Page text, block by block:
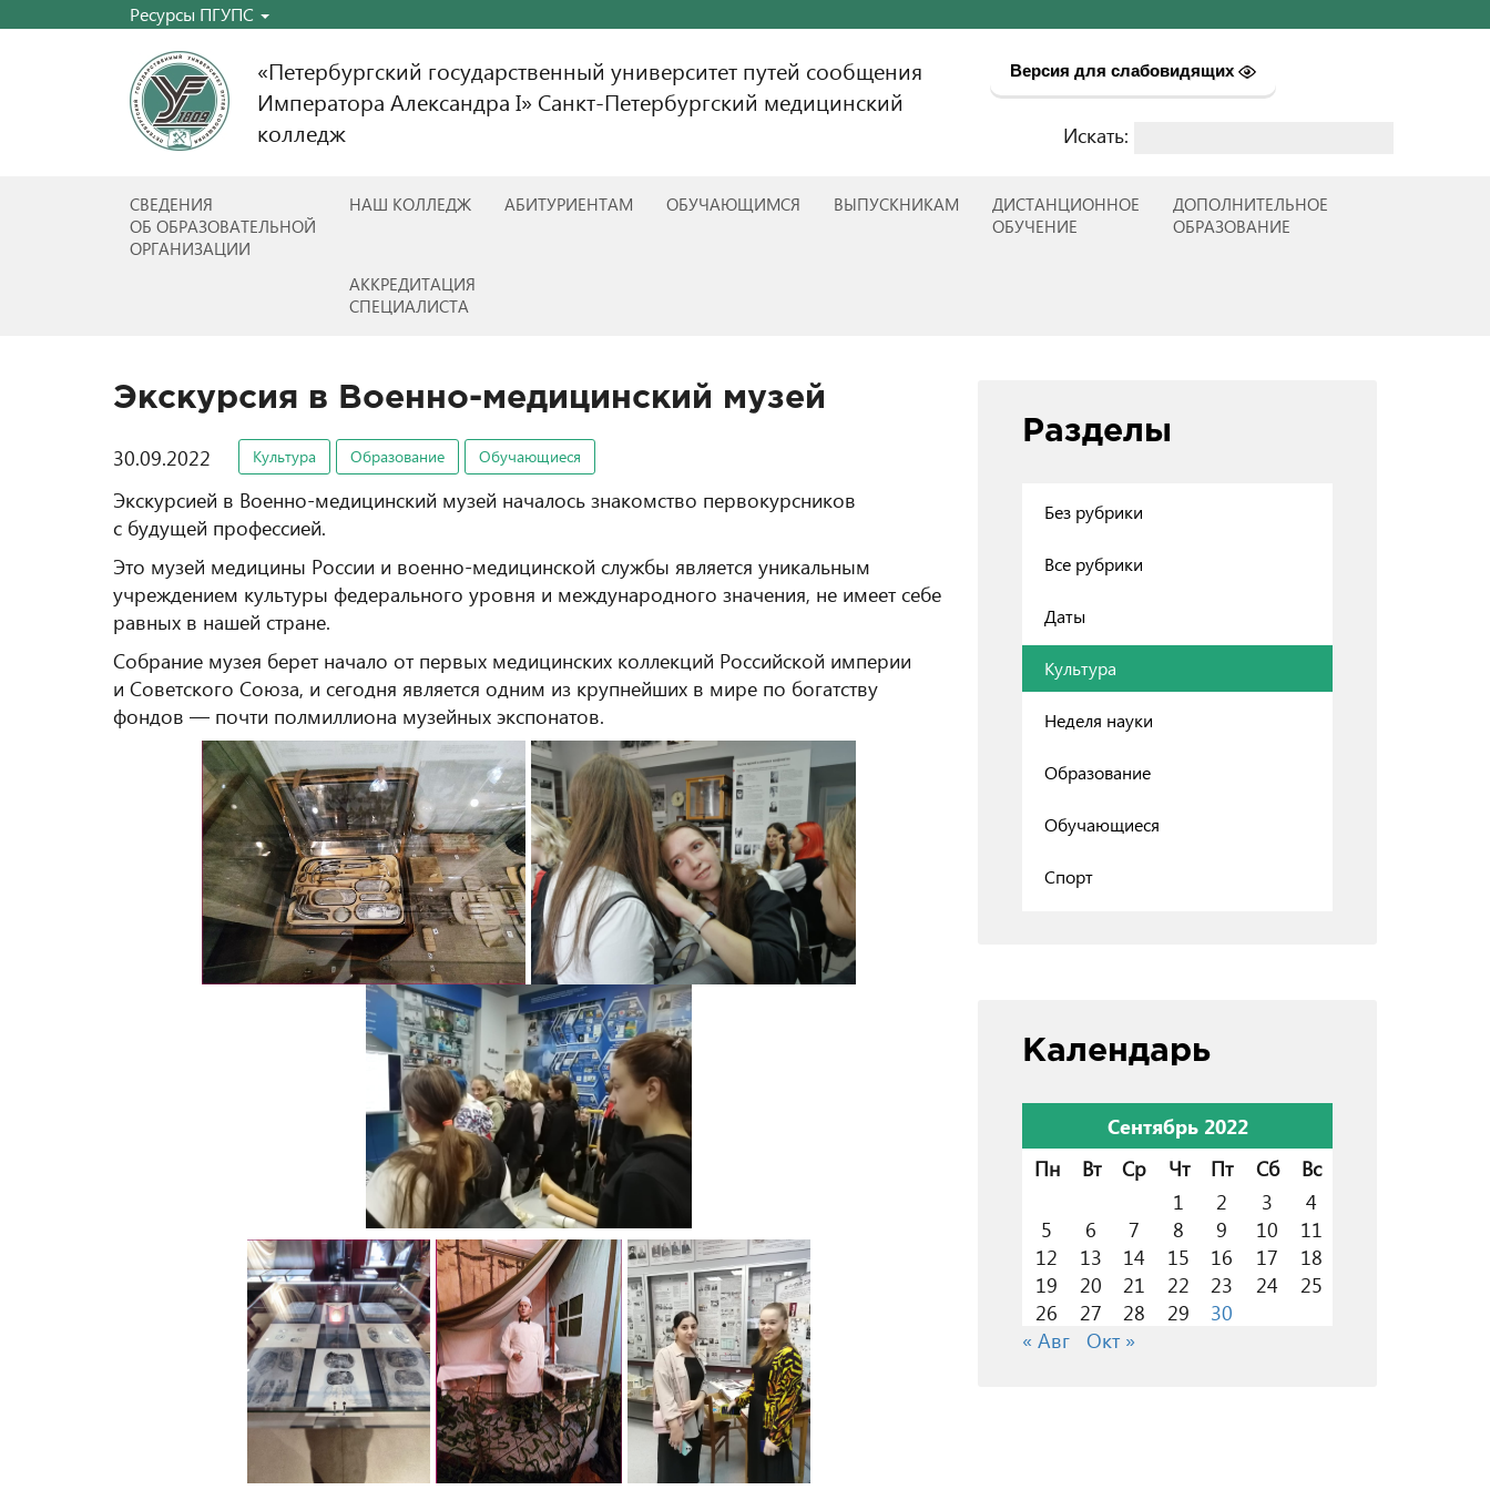
Ресурсы ПГУПС
«Петербургский государственный университет путей сообщения
Императора Александра I» Санкт-Петербургский медицинский
колледж
Версия для слабовидящих
Искать:
СВЕДЕНИЯ
ОБ ОБРАЗОВАТЕЛЬНОЙ
ОРГАНИЗАЦИИ
НАШ КОЛЛЕДЖ АБИТУРИЕНТАМ ОБУЧАЮЩИМСЯ ВЫПУСКНИКАМ
ДИСТАНЦИОННОЕ
ОБУЧЕНИЕ
ДОПОЛНИТЕЛЬНОЕ
ОБРАЗОВАНИЕ
АККРЕДИТАЦИЯ
СПЕЦИАЛИСТА
Экскурсия в Военно-медицинский музей
30.09.2022 Культура Образование Обучающиеся
Экскурсией в Военно-медицинский музей началось знакомство первокурсников
с будущей профессией.
Это музей медицины России и военно-медицинской службы является уникальным
учреждением культуры федерального уровня и международного значения, не имеет себе
равных в нашей стране.
Собрание музея берет начало от первых медицинских коллекций Российской империи
и Советского Союза, и сегодня является одним из крупнейших в мире по богатству
фондов — почти полмиллиона музейных экспонатов.
Разделы
Без рубрики
Все рубрики
Даты
Культура
Неделя науки
Образование
Обучающиеся
Спорт
Календарь
Сентябрь 2022
Пн
Вт Ср Чт Пт Сб
Вс
1
2 3
4
5
6 7 8 9 10
11
12
13 14 15 16 17
18
19
20 21 22 23 24
25
26
27 28 29
30
« Авг Окт »